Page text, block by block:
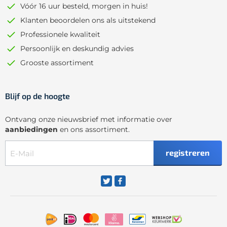
Vóór 16 uur besteld, morgen in huis!
Klanten beoordelen ons als uitstekend
Professionele kwaliteit
Persoonlijk en deskundig advies
Grooste assortiment
Blijf op de hoogte
Ontvang onze nieuwsbrief met informatie over
aanbiedingen en ons assortiment.
registreren